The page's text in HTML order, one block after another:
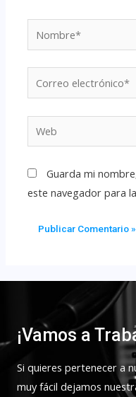
Guarda mi
este navegador para
¡Vamos a
Si quieres pertenecer a
muy fácil dejamos